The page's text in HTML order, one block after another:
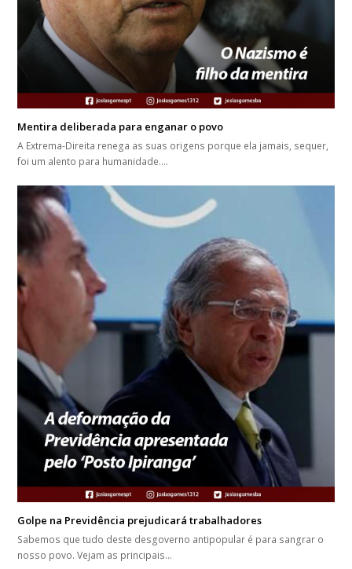
Mentira deliberada para enganar o povo
A Extrema-Direita renega as suas origens porque ela jamais, sequer,
foi um alento para humanidade.…
Golpe na Previdência prejudicará trabalhadores
Sabemos que tudo deste desgoverno antipopular é para sangrar o
nosso povo. Vejam as principais…